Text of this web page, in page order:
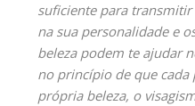
suficiente para
na sua personalidade e
beleza podem te ajudar
no princípio de que cada
própria beleza, o